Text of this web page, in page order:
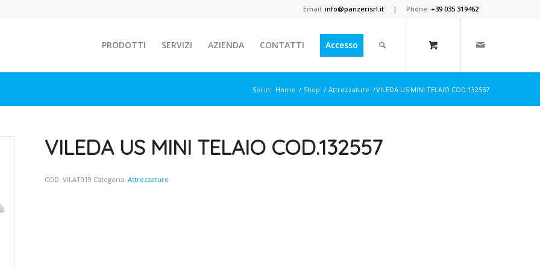
Email:info@panzerisrl.it | Phone:+39 035 319462
PRODOTTI SERVIZI AZIENDA CONTATTI Accesso
Sei in: Home / Shop / Attrezzature /VILEDA US MINI TELAIO COD.132557
VILEDA US MINI TELAIO COD.132557
COD: VILAT019 Categoria: Attrezzature